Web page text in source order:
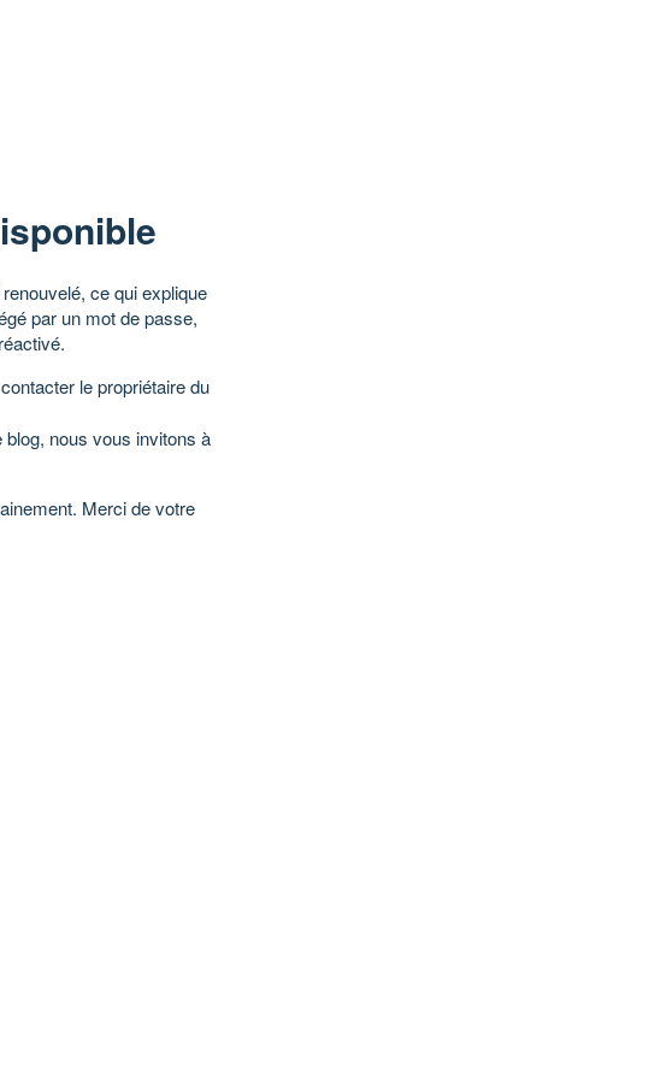
ce qui explique
par un mot de passe,
le propriétaire du
blog, nous vous invitons à
Merci de votre